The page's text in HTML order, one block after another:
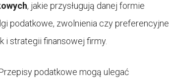
, jakie przysługują danej formie
podatkowe, zwolnienia czy preferencyjne
i strategii finansowej firmy.
podatkowe mogą ulegać